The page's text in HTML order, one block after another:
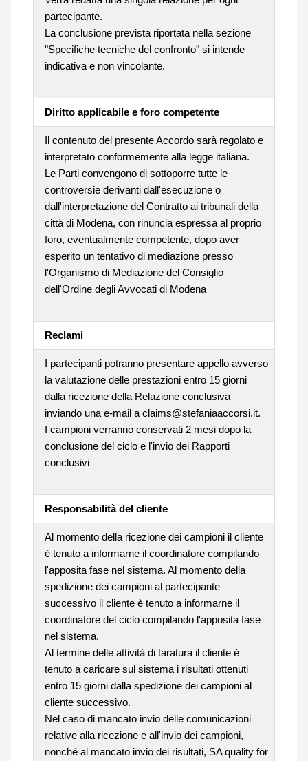
partecipante.
La conclusione prevista riportata nella sezione
"Specifiche tecniche del confronto" si intende
indicativa e non vincolante.
Diritto applicabile e foro competente
Il contenuto del presente Accordo sarà regolato e
interpretato conformemente alla legge italiana.
Le Parti convengono di sottoporre tutte le
controversie derivanti dall'esecuzione o
dall'interpretazione del Contratto ai tribunali della
città di Modena, con rinuncia espressa al proprio
foro, eventualmente competente, dopo aver
esperito un tentativo di mediazione presso
l'Organismo di Mediazione del Consiglio
dell'Ordine degli Avvocati di Modena
Reclami
I partecipanti potranno presentare appello avverso
la valutazione delle prestazioni entro 15 giorni
dalla ricezione della Relazione conclusiva
inviando una e-mail a claims@stefaniaaccorsi.it.
I campioni verranno conservati 2 mesi dopo la
conclusione del ciclo e l'invio dei Rapporti
conclusivi
Responsabilità del cliente
Al momento della ricezione dei campioni il cliente
è tenuto a informarne il coordinatore compilando
l'apposita fase nel sistema. Al momento della
spedizione dei campioni al partecipante
successivo il cliente è tenuto a informarne il
coordinatore del ciclo compilando l'apposita fase
nel sistema.
Al termine delle attività di taratura il cliente è
tenuto a caricare sul sistema i risultati ottenuti
entro 15 giorni dalla spedizione dei campioni al
cliente successivo.
Nel caso di mancato invio delle comunicazioni
relative alla ricezione e all'invio dei campioni,
nonché al mancato invio dei risultati, SA quality for